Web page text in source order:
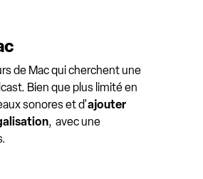
de Mac qui cherchent une
Bien que plus limité en
sonores et d'ajouter
, avec une